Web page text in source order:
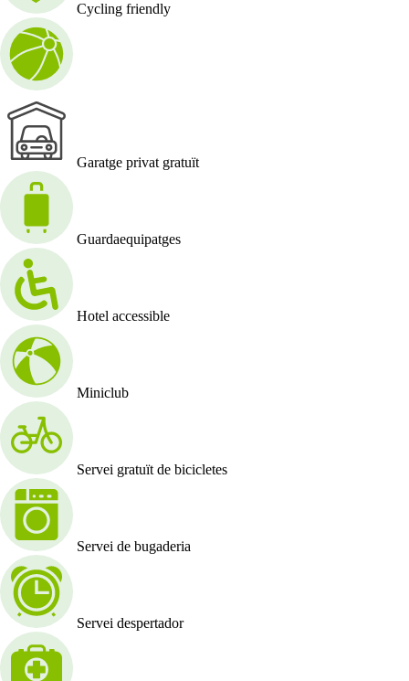
Cycling friendly
Garatge privat gratuït
Guardaequipatges
Hotel accessible
Miniclub
Servei gratuït de bicicletes
Servei de bugaderia
Servei despertador